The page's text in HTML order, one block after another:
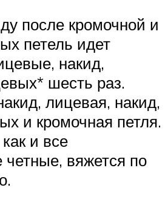
после кромочной и
петель идет
накид,
шесть раз.
лицевая, накид,
и кромочная петля.
и все
вяжется по